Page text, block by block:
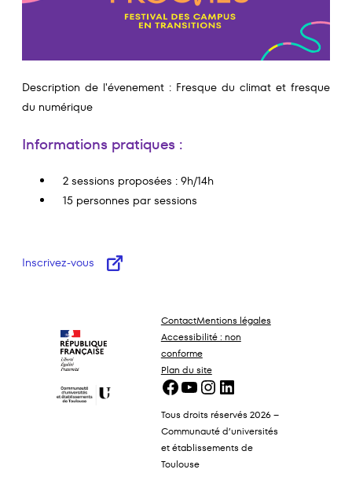
Description de l'évenement : Fresque du climat et fresque
du numérique
Informations pratiques :
2 sessions proposées : 9h/14h
15 personnes par sessions
Inscrivez-vous
ContactMentions légales
Accessibilité : non
conforme
Plan du site
Facebook YouTube Instagram LinkedIn
Tous droits réservés 2026 –
Communauté d’universités
et établissements de
Toulouse